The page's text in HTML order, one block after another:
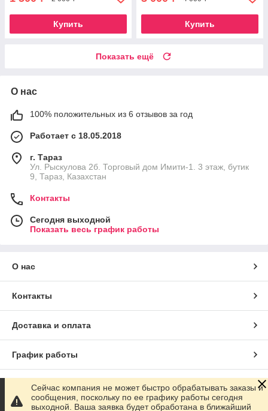
Купить Купить
Показать ещё
О нас
100% положительных из 6 отзывов за год
Работает с 18.05.2018
г. Тараз
Ул. Рыскулова 2б. Торговый дом Имити-1. 3 этаж, бутик
9, Тараз, Казахстан
Контакты
Сегодня выходной
Показать весь график работы
О нас
Контакты
Доставка и оплата
График работы
Полная версия сайта
Сейчас компания не может быстро обрабатывать заказы и
сообщения, поскольку по ее графику работы сегодня
выходной. Ваша заявка будет обработана в ближайший